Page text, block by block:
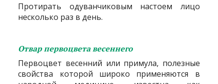
Протирать одуванчиковым настоем лицо
несколько раз в день.
Отвар первоцвета весеннего
Первоцвет весенний или примула, полезные
свойства которой широко применяются в